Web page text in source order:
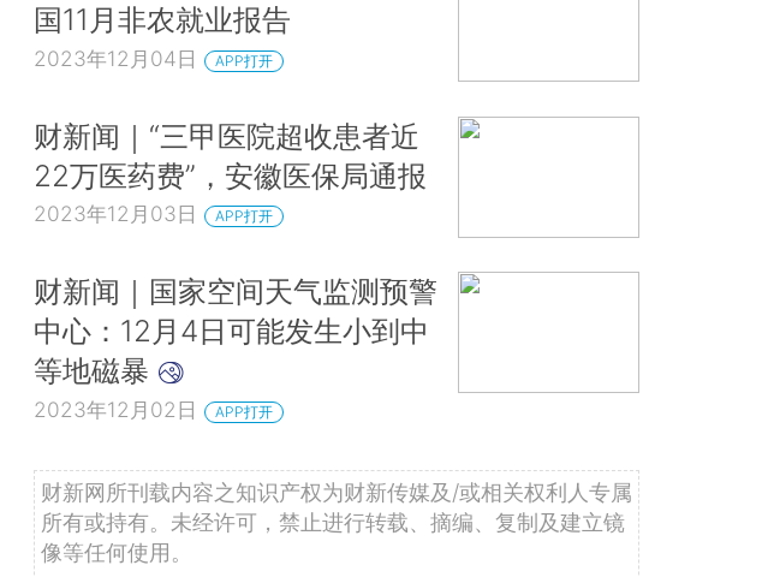
国11月非农就业报告
2023年12月04日 APP打开
财新闻｜“三甲医院超收患者近
22万医药费”，安徽医保局通报
2023年12月03日 APP打开
财新闻｜国家空间天气监测预警
中心：12月4日可能发生小到中
等地磁暴
2023年12月02日 APP打开
财新网所刊载内容之知识产权为财新传媒及/或相关权利人专属
所有或持有。未经许可，禁止进行转载、摘编、复制及建立镜
像等任何使用。